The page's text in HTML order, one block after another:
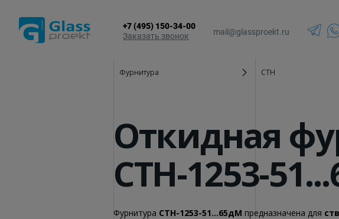
+7 (495) 150-34-00
Заказать звонок
mail@glassproekt.ru
Алюминиевые входные группы
Фасадное остекление
Фурнитура CTH
Откидная
СТН-1253-
Фурнитура СТН-1253-51...65дМ предназначена для